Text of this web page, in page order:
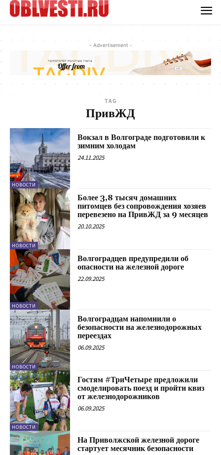
- Advertisement -
TAG
ПривЖД
НОВОСТИ
Вокзал в Волгограде подготовили к
зимним холодам
24.11.2025
НОВОСТИ
Более 3,8 тысяч домашних
питомцев без сопровождения хозяев
перевезено на ПривЖД за 9 месяцев
20.10.2025
НОВОСТИ
Волгоградцев предупредили об
опасности на железной дороге
22.09.2025
НОВОСТИ
Волгоградцам напомнили о
безопасности на железнодорожных
переездах
06.09.2025
НОВОСТИ
Гостям #ТриЧетыре предложили
смоделировать поезд и пройти квиз
от железнодорожников
06.09.2025
На Приволжской железной дороге
стартует месячник безопасности